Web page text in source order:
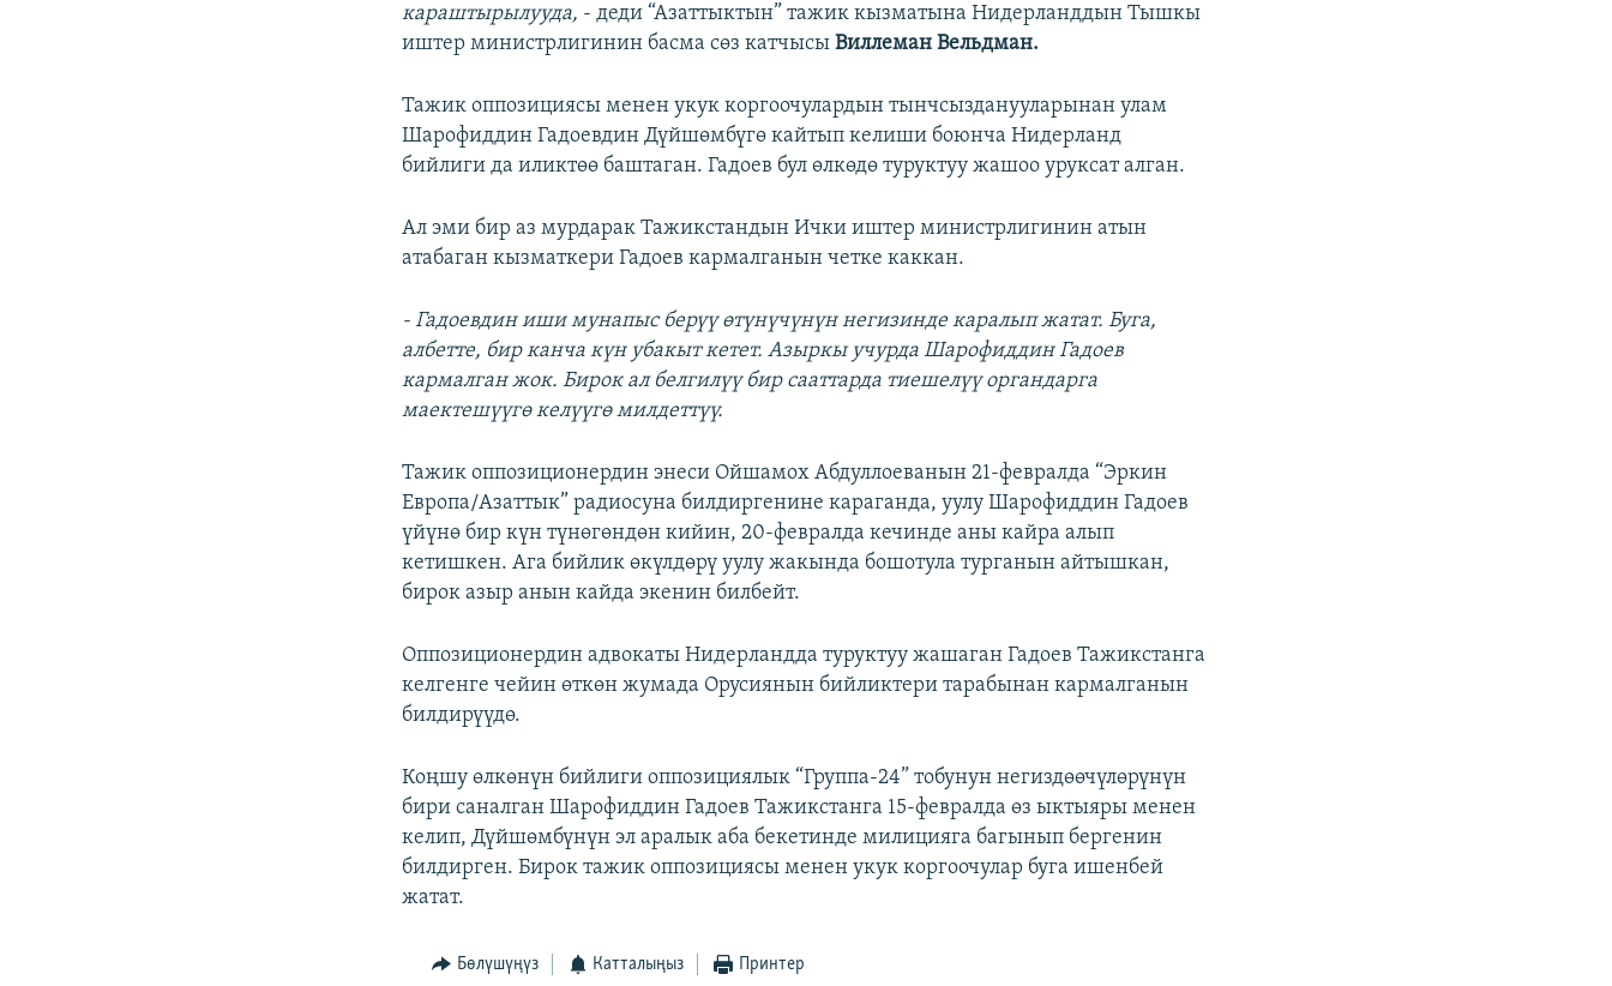
караштырылууда, - деди “Азаттыктын” тажик кызматына Нидерланддын Тышкы
иштер министрлигинин басма сөз катчысыВиллеман Вельдман.
Тажик оппозициясы менен укук коргоочулардын тынчсызданууларынан улам
Шарофиддин Гадоевдин Дүйшөмбүгө кайтып келиши боюнча Нидерланд
бийлиги да иликтөө баштаган. Гадоев бул өлкөдө туруктуу жашоо уруксат алган.
Ал эми бир аз мурдарак Тажикстандын Ички иштер министрлигинин атын
атабаган кызматкери Гадоев кармалганын четке каккан.
- Гадоевдин иши мунапыс берүү өтүнүчүнүн негизинде каралып жатат. Буга,
албетте, бир канча күн убакыт кетет. Азыркы учурда Шарофиддин Гадоев
кармалган жок. Бирок ал белгилүү бир сааттарда тиешелүү органдарга
маектешүүгө келүүгө милдеттүү.
Тажик оппозиционердин энеси Ойшамох Абдуллоеванын 21-февралда “Эркин
Европа/Азаттык” радиосуна билдиргенине караганда, уулу Шарофиддин Гадоев
үйүнө бир күн түнөгөндөн кийин, 20-февралда кечинде аны кайра алып
кетишкен. Ага бийлик өкүлдөрү уулу жакында бошотула турганын айтышкан,
бирок азыр анын кайда экенин билбейт.
Оппозиционердин адвокаты Нидерландда туруктуу жашаган Гадоев Тажикстанга
келгенге чейин өткөн жумада Орусиянын бийликтери тарабынан кармалганын
билдирүүдө.
Коңшу өлкөнүн бийлиги оппозициялык “Группа-24” тобунун негиздөөчүлөрүнүн
бири саналган Шарофиддин Гадоев Тажикстанга 15-февралда өз ыктыяры менен
келип, Дүйшөмбүнүн эл аралык аба бекетинде милицияга багынып бергенин
билдирген. Бирок тажик оппозициясы менен укук коргоочулар буга ишенбей
жатат.
Бөлүшүңүз Катталыңыз Принтер